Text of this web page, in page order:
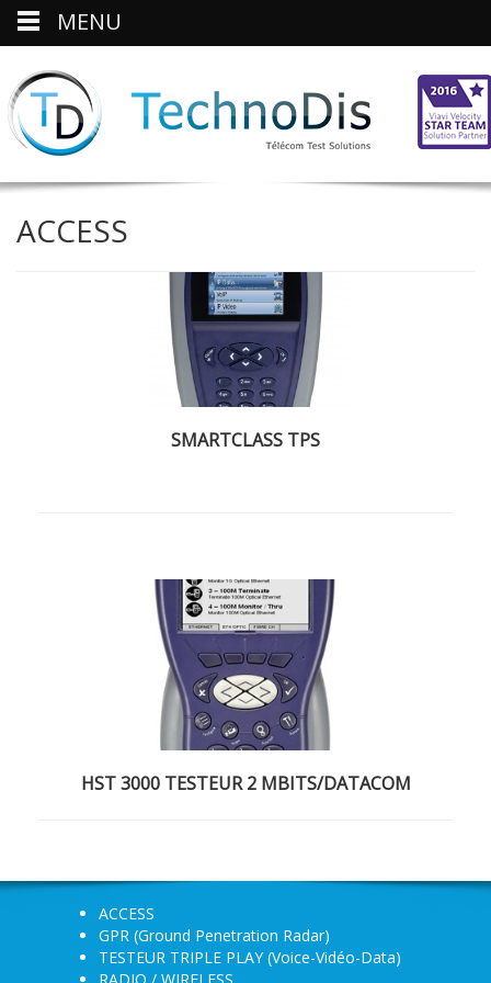
ACCESS
SMARTCLASS TPS
HST 3000 TESTEUR 2 MBITS/DATACOM
ACCESS
GPR (Ground Penetration Radar)
TESTEUR TRIPLE PLAY (Voice-Vidéo-Data)
MENU